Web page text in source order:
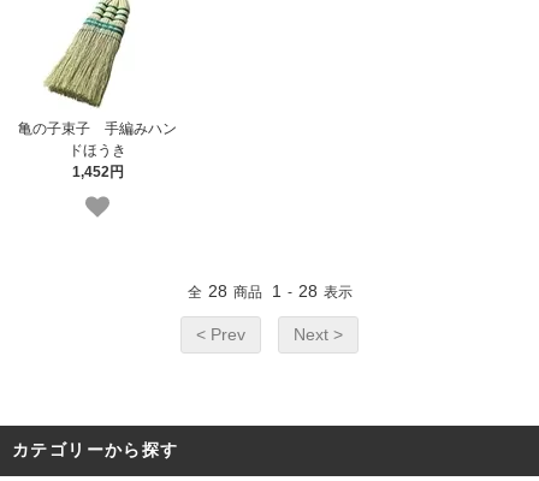
亀の子束子 手編みハン
ドほうき
1,452円
全 28 商品 1 - 28 表示
< Prev Next >
カテゴリーから探す